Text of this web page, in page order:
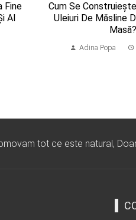
Fine
Al
Cum Se
Uleiuri De Măsline
Masă?
Adina Popa
tot ce este natural,